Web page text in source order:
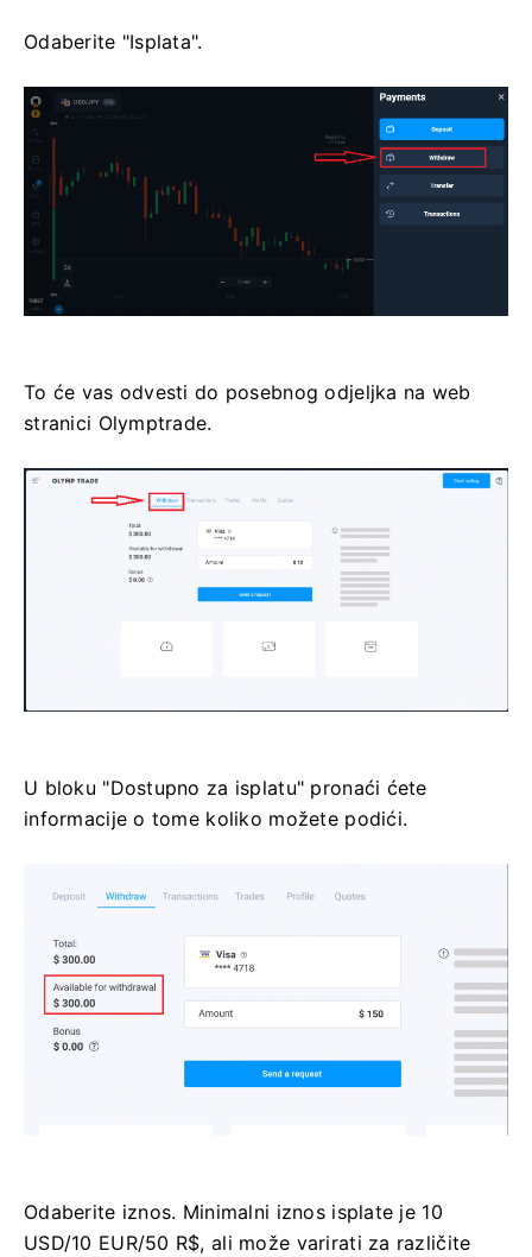
Odaberite "Isplata".
To će vas odvesti do posebnog odjeljka na web
stranici Olymptrade.
U bloku "Dostupno za isplatu" pronaći ćete
informacije o tome koliko možete podići.
Odaberite iznos. Minimalni iznos isplate je 10
USD/10 EUR/50 R$, ali može varirati za različite